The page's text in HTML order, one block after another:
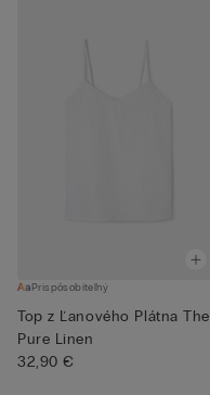
Prispôsobiteľný
Top z Ľanového Plátna The
Pure Linen
32,90 €